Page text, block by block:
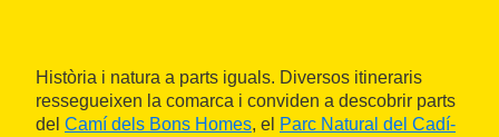
Història i natura a parts iguals. Diversos itineraris
ressegueixen la comarca i conviden a descobrir parts
del Camí dels Bons Homes, el Parc Natural del Cadí-